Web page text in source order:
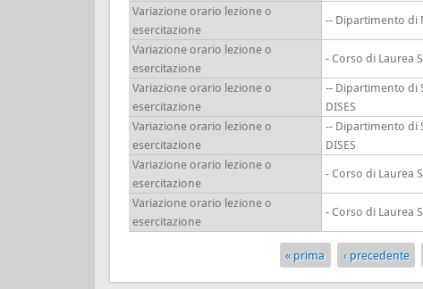
Variazione orario lezione o
esercitazione
-- Dipartimento di
Variazione orario lezione o
esercitazione
- Corso di Laurea
Variazione orario lezione o
esercitazione
-- Dipartimento di
DISES
Variazione orario lezione o
esercitazione
-- Dipartimento di
DISES
Variazione orario lezione o
esercitazione
- Corso di Laurea
Variazione orario lezione o
esercitazione
- Corso di Laurea
« prima ‹ precedente